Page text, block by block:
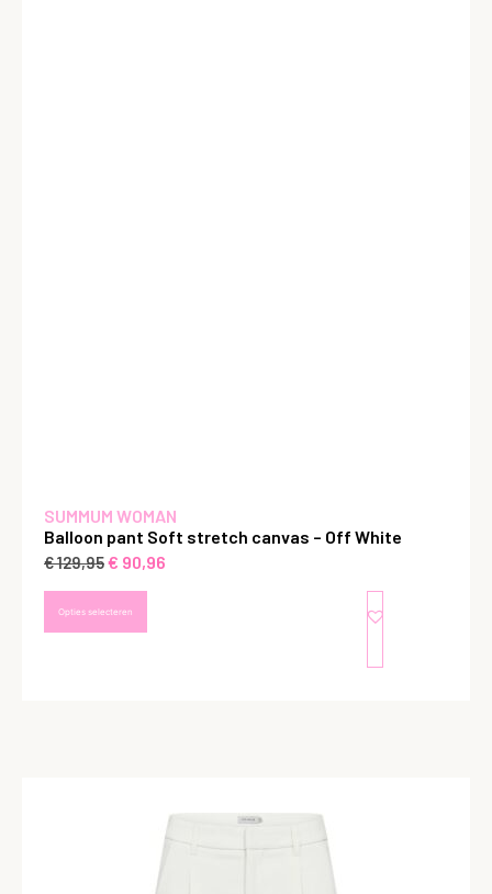
SUMMUM WOMAN
Balloon pant Soft stretch canvas – Off White
€129,95€ 90,96
Opties selecteren